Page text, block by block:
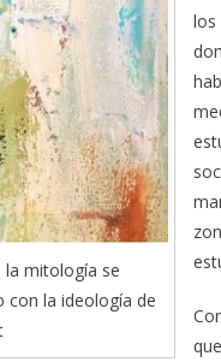
la mitología se
con la ideología de
los